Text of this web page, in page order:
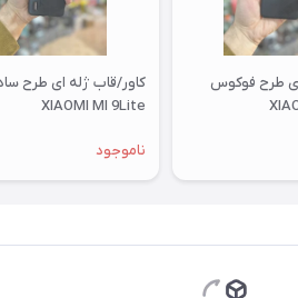
طرح فوکوس
کاور/قاب ژله ای طرح
XIAOMI MI 9Lite
ناموجود